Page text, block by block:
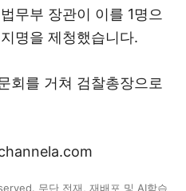
무부 장관이 이를 1명으
명을 제청했습니다.
회를 거쳐 검찰총장으로
무단 전재, 재배포 및 AI학습